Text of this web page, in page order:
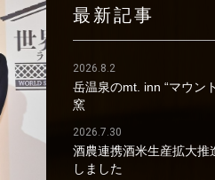
最新記事
2026.8.2
岳温泉のmt. inn “マウン
窯
2026.7.30
酒農連携酒米生産拡大推
しました